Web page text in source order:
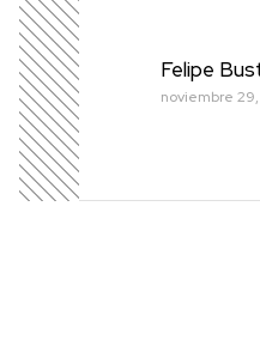
Felipe
noviembre 29,